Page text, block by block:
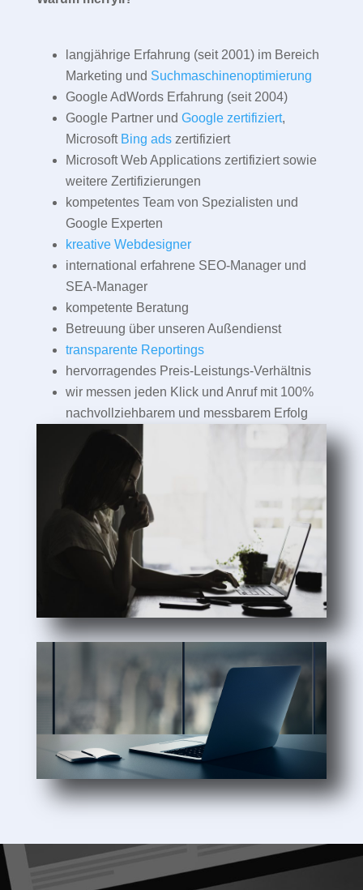
langjährige Erfahrung (seit 2001) im Bereich
Marketing und Suchmaschinenoptimierung
Google AdWords Erfahrung (seit 2004)
Google Partner und Google zertifiziert,
Microsoft Bing adszertifiziert
Microsoft Web Applications zertifiziert sowie
weitere Zertifizierungen
kompetentes Team von Spezialisten und
Google Experten
kreative Webdesigner
international erfahrene SEO-Manager und
SEA-Manager
kompetente Beratung
Betreuung über unseren Außendienst
transparente Reportings
hervorragendes Preis-Leistungs-Verhältnis
wir messen jeden Klick und Anruf mit 100%
nachvollziehbarem und messbarem Erfolg